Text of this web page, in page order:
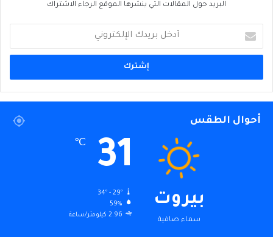
البريد حول المقالات التي ينشرها الموقع الرجاء الاشتراك
بريدك
الإلكتروني
أحوال الطقس
بيروت
سماء صافية
31
℃
34º - 29º
59%
2.96 كيلومتر/ساعة